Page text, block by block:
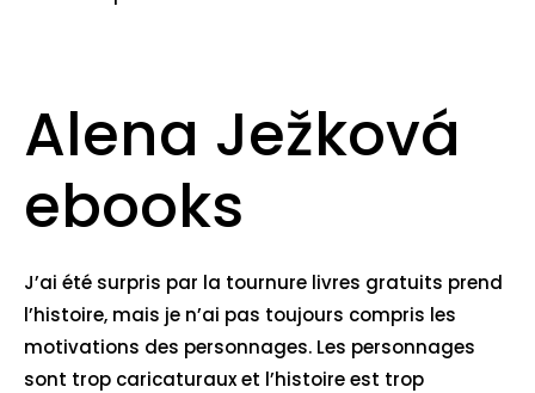
Alena Ježková
ebooks
J’ai été surpris par la tournure livres gratuits prend
l’histoire, mais je n’ai pas toujours compris les
motivations des personnages. Les personnages
sont trop caricaturaux et l’histoire est trop